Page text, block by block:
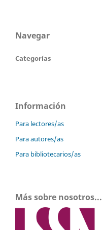
Navegar
Categorías
Información
Para lectores/as
Para autores/as
Para bibliotecarios/as
Más sobre nosotros...